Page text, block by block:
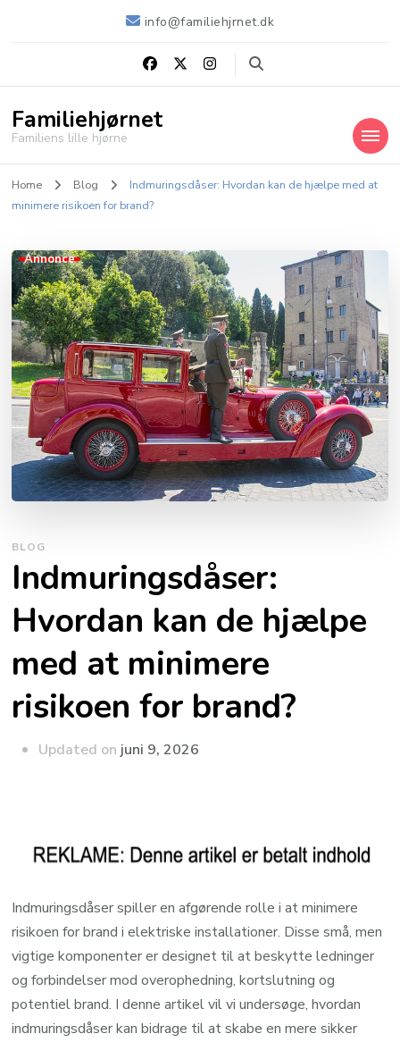
info@familiehjrnet.dk
Familiehjørnet
Familiens lille hjørne
Home Blog
Indmuringsdåser: Hvordan kan de hjælpe med at
minimere risikoen for brand?
Annonce
BLOG
Indmuringsdåser:
Hvordan kan de hjælpe
med at minimere
risikoen for brand?
Updated on juni 9, 2026
Indmuringsdåser spiller en afgørende rolle i at minimere
risikoen for brand i elektriske installationer. Disse små, men
vigtige komponenter er designet til at beskytte ledninger
og forbindelser mod overophedning, kortslutning og
potentiel brand. I denne artikel vil vi undersøge, hvordan
indmuringsdåser kan bidrage til at skabe en mere sikker